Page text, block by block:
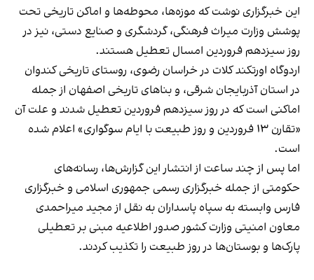
این خبرگزاری نوشت که موزه‌ها، محوطه‌ها و اماکن تاریخی تحت
پوشش وزارت میراث ‌فرهنگی، گردشگری و صنایع ‌دستی، نیز در
روز سیزدهم فروردین امسال تعطیل هستند.
اردوگاه اورتکند کلات در خراسان رضوی، روستای تاریخی کندوان
در استان آذربایجان شرقی، وبنا‌های تاریخی اصفهان از جمله
اماکنی است که در روز سیزدهم فروردین تعطیل شدند و علت آن
«تقارن ۱۳ فروردین و روز طبیعت با ایام سوگواری» اعلام شده
است.
اما پس از چند ساعت از انتشار این گزارش‌ها، رسانه‌های
حکومتی از جمله خبرگزاری رسمی جمهوری اسلامی و خبرگزاری
فارس وابسته به سپاه پاسداران به نقل از مجید میراحمدی
معاون امنیتی وزارت کشور صدور اطلاعیه مبنی بر تعطیلی
پارک‌ها و بوستان‌ها در روز طبیعت را تکذیب کردند.